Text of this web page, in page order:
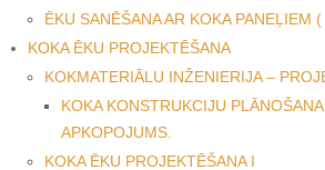
ĒKU SANĒŠANA AR KOKA PANEĻIEM
KOKA ĒKU PROJEKTĒŠANA
KOKMATERIĀLU INŽENIERIJA –
KOKA KONSTRUKCIJU
APKOPOJUMS.
KOKA ĒKU PROJEKTĒŠANA I